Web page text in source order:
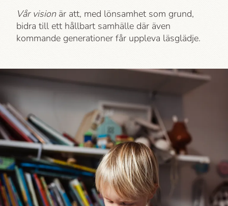
Vår visionär att, med lönsamhet som grund,
bidra till ett hållbart samhälle där även
kommande generationer får uppleva läsglädje.